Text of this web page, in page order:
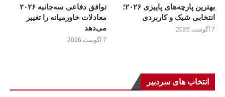
بهترین پارچه‌های پاییزی ۲۰۲۶؛
انتخابی شیک و کاربردی
7 آگوست 2026
توافق دفاعی سه‌جانبه ۲۰۲۶
معادلات خاورمیانه را تغییر
می‌دهد
7 آگوست 2026
انتخاب های سردبیر